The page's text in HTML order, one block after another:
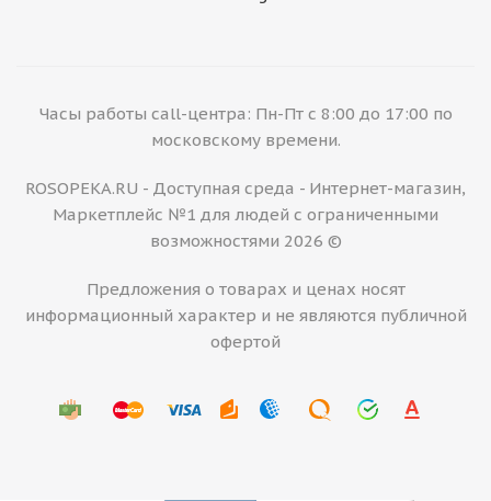
Часы работы call-центра: Пн-Пт с 8:00 до 17:00 по
московскому времени.
ROSOPEKA.RU - Доступная среда - Интернет-магазин,
Маркетплейс №1 для людей с ограниченными
возможностями 2026 ©
Предложения о товарах и ценах носят
информационный характер и не являются публичной
офертой